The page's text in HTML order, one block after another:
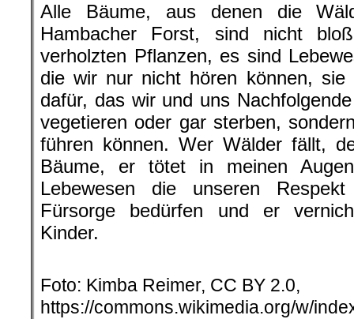
Alle Bäume, aus denen die
Hambacher Forst, sind nicht
verholzten Pflanzen, es sind
die wir nur nicht hören können, sie
dafür, das wir und uns
vegetieren oder gar sterben,
führen können. Wer Wälder fällt,
Bäume, er tötet in meinen
Lebewesen die unseren
Fürsorge bedürfen und er
Kinder.
Foto: Kimba Reimer, CC BY 2.0,
https://commons.wikimedia.org/w/